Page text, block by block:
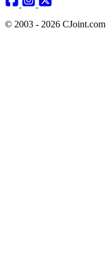
© 2003 - 2026 CJoint.com